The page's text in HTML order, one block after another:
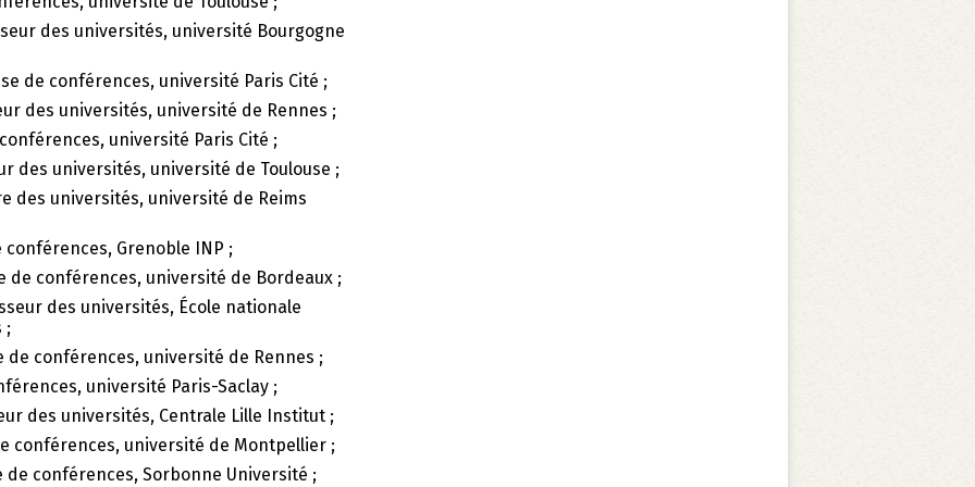
des universités, université Bourgogne
de conférences, université Paris Cité ;
des universités, université de Rennes ;
université Paris Cité ;
des universités, université de Toulouse ;
des universités, université de Reims
Grenoble INP ;
de conférences, université de Bordeaux ;
des universités, École nationale
;
de conférences, université de Rennes ;
université Paris-Saclay ;
des universités, Centrale Lille Institut ;
conférences, université de Montpellier ;
de conférences, Sorbonne Université ;